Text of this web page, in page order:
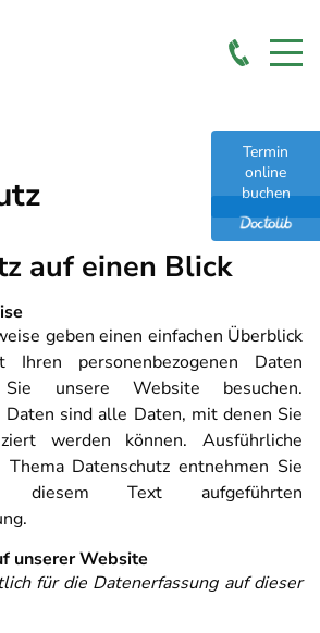
Termin
online
buchen
auf einen Blick
geben einen einfachen Überblick
personenbezogenen Daten
unsere Website besuchen.
Daten sind alle Daten, mit denen Sie
werden können. Ausführliche
Thema Datenschutz entnehmen Sie
diesem Text aufgeführten
unserer Website
für die Datenerfassung auf dieser